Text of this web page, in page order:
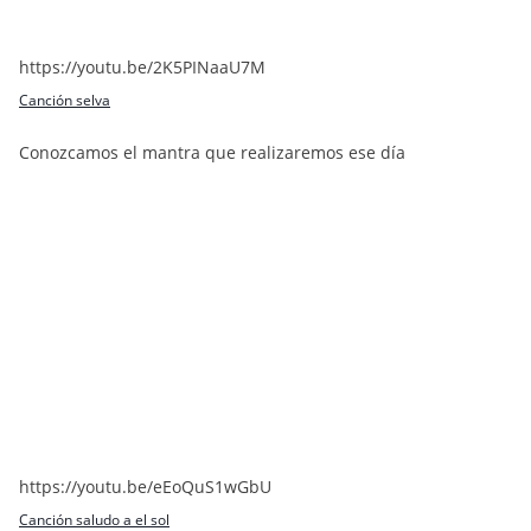
https://youtu.be/2K5PINaaU7M
Canción selva
Conozcamos el mantra que realizaremos ese día
https://youtu.be/eEoQuS1wGbU
Canción saludo a el sol